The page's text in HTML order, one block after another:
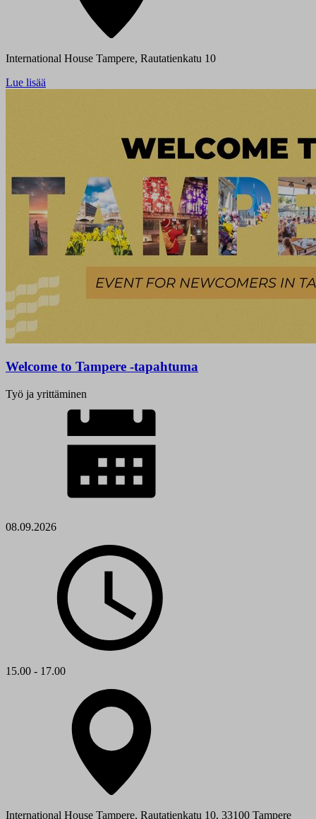
International House Tampere, Rautatienkatu 10
Lue lisää
Welcome to Tampere -tapahtuma
Työ ja yrittäminen
08.09.2026
15.00 - 17.00
International House Tampere, Rautatienkatu 10, 33100 Tampere